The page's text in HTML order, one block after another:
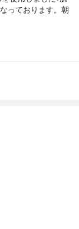
っております。朝